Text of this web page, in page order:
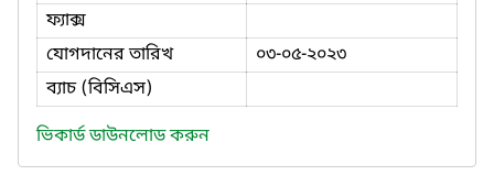
ফ্যাক্স
যোগদানের তারিখ
০৩-০৫-২০২৩
ব্যাচ (বিসিএস)
ভিকার্ড ডাউনলোড করুন